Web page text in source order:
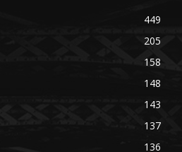
449
205
158
148
143
137
136